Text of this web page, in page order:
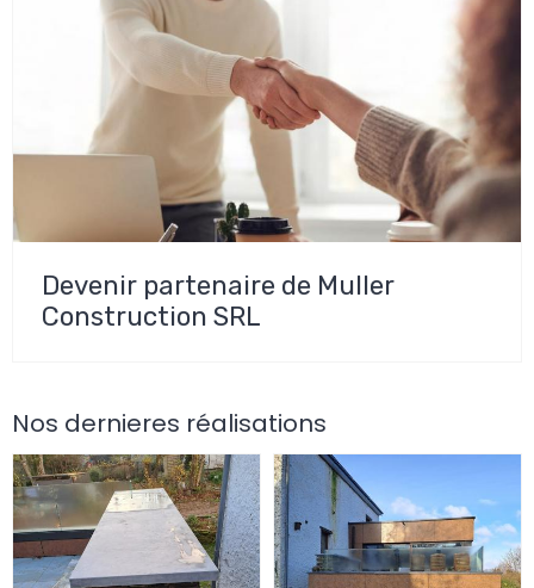
Devenir partenaire de Muller
Construction SRL
Nos dernieres réalisations